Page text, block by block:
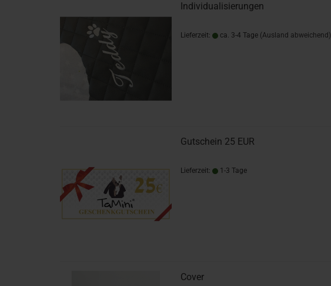
Individualisierungen
Lieferzeit: ca. 3-4 Tage (Ausland abweichend)
Gutschein 25 EUR
Lieferzeit: 1-3 Tage
Cover